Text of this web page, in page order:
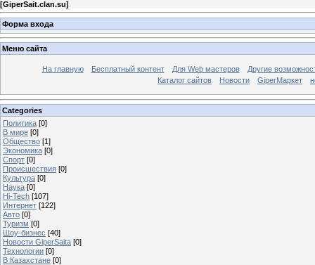
[GiperSait.clan.su]
Форма входа
Меню сайта
На главную Бесплатный контент Для Web мастеров
Другие
Каталог сайтов
Новости GiperМаркет
Categories
Политика [0]
В мире [0]
Общество [1]
Экономика [0]
Спорт [0]
Происшествия [0]
Культура [0]
Наука [0]
Hi-Tech [107]
Интернет [122]
Авто [0]
Туризм [0]
Шоу-бизнес [40]
Новости GiperSaita [0]
Технологии [0]
В Казахстане [0]